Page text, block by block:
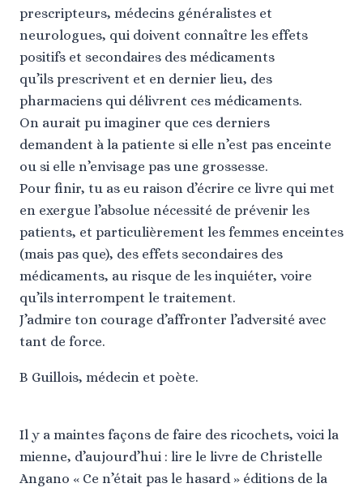
prescripteurs, médecins généralistes et
neurologues, qui doivent connaître les effets
positifs et secondaires des médicaments
qu’ils prescrivent et en dernier lieu, des
pharmaciens qui délivrent ces médicaments.
On aurait pu imaginer que ces derniers
demandent à la patiente si elle n’est pas enceinte
ou si elle n’envisage pas une grossesse.
Pour finir, tu as eu raison d’écrire ce livre qui met
en exergue l’absolue nécessité de prévenir les
patients, et particulièrement les femmes enceintes
(mais pas que), des effets secondaires des
médicaments, au risque de les inquiéter, voire
qu’ils interrompent le traitement.
J’admire ton courage d’affronter l’adversité avec
tant de force.
B Guillois, médecin et poète.
Il y a maintes façons de faire des ricochets, voici la
mienne, d’aujourd’hui : lire le livre de Christelle
Angano « Ce n’était pas le hasard » éditions de la